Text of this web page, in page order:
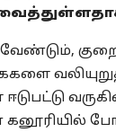
கனூரியில்